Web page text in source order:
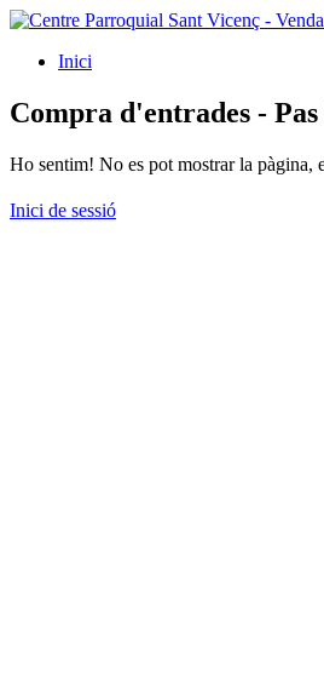
Inici
Compra d'entrades - Pas
Ho sentim! No es pot mostrar la pàgina,
Inici de sessió